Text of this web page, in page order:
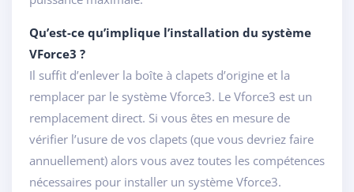
Qu’est-ce qu’implique l’installation du système
VForce3 ?
Il suffit d’enlever la boîte à clapets d’origine et la
remplacer par le système Vforce3. Le Vforce3 est un
remplacement direct. Si vous êtes en mesure de
vérifier l’usure de vos clapets (que vous devriez faire
annuellement) alors vous avez toutes les compétences
nécessaires pour installer un système Vforce3.